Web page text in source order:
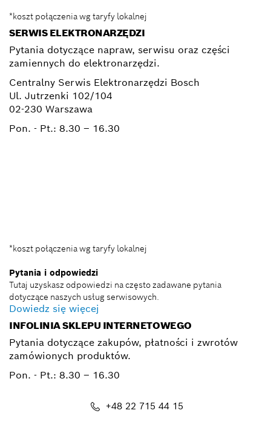
*koszt połączenia wg taryfy lokalnej
SERWIS ELEKTRONARZĘDZI
Pytania dotyczące napraw, serwisu oraz części
zamiennych do elektronarzędzi.
Centralny Serwis Elektronarzędzi Bosch
Ul. Jutrzenki 102/104
02-230 Warszawa
Pon. - Pt.: 8.30 – 16.30
*koszt połączenia wg taryfy lokalnej
Pytania i odpowiedzi
Tutaj uzyskasz odpowiedzi na często zadawane pytania
dotyczące naszych usług serwisowych.
Dowiedz się więcej
INFOLINIA SKLEPU INTERNETOWEGO
Pytania dotyczące zakupów, płatności i zwrotów
zamówionych produktów.
Pon. - Pt.: 8.30 – 16.30
+48 22 715 44 15